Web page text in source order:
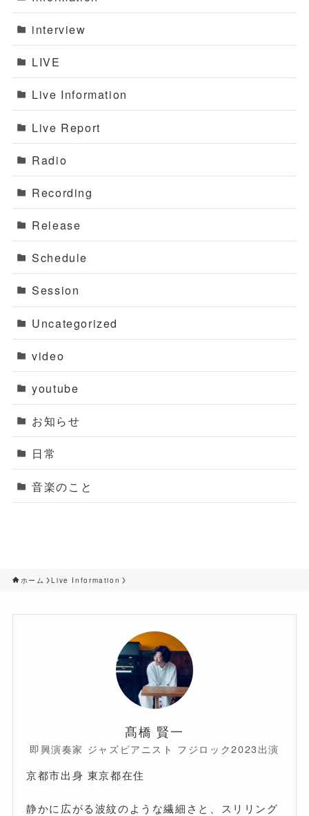
interview
LIVE
Live Information
Live Report
Radio
Recording
Release
Schedule
Session
Uncategorized
video
youtube
お知らせ
日常
音楽のこと
ホーム Live Information
髙橋 賢一
即興演奏家 ジャズピアニスト フジロック2023出演
京都市出身 東京都在住
静かに広がる波紋のような繊細さと、スリリング